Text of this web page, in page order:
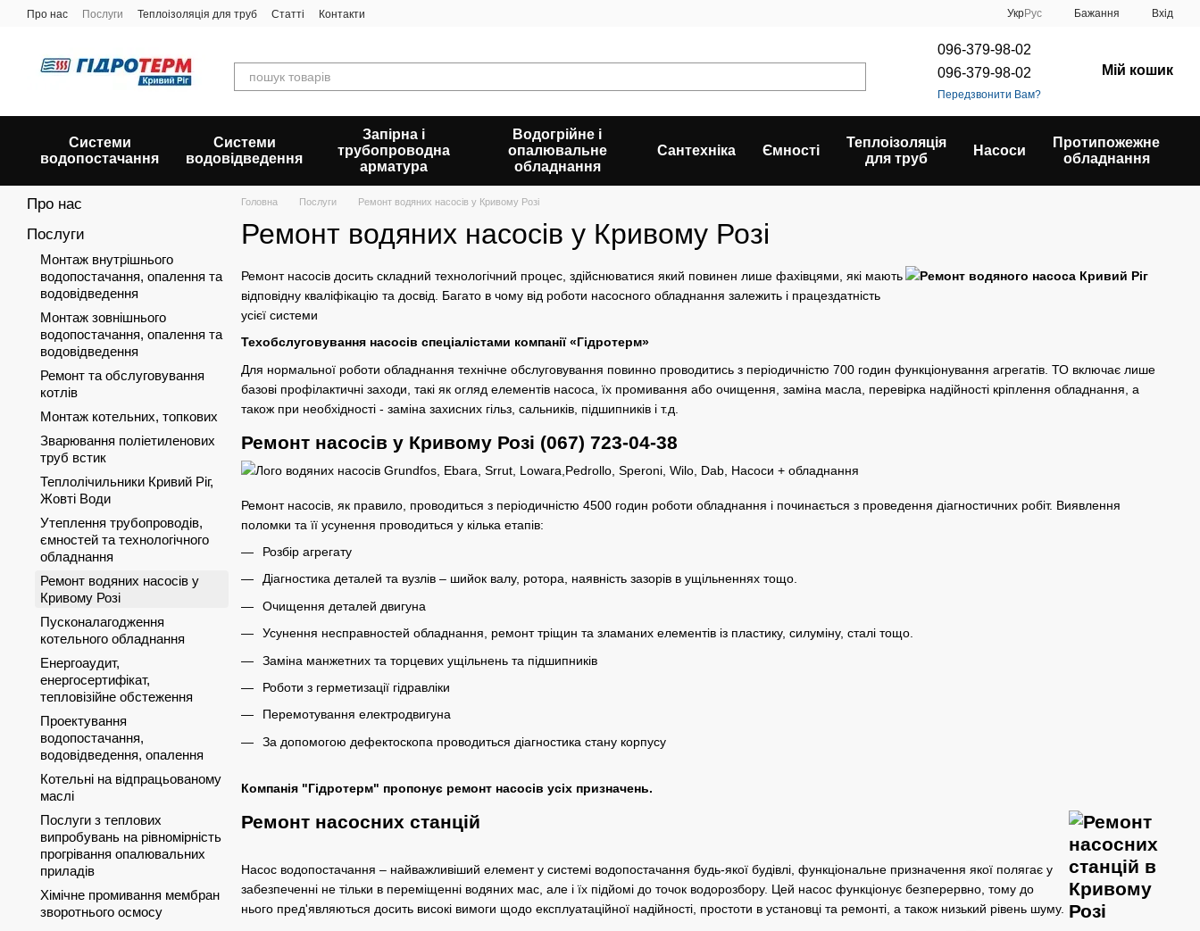
Перейти до основного контенту
Про нас Послуги Теплоізоляція для труб Статті Контакти УкрРус Бажання Вхід
096-379-98-02
096-379-98-02
Передзвонити Вам?
Мій кошик
Системи
водопостачання
Системи
водовідведення
Запірна і
трубопроводна
арматура
Водогрійне і
опалювальне
обладнання
Сантехніка Ємності
Теплоізоляція
для труб
Насоси
Протипожежне
обладнання
Головна Послуги Ремонт водяних насосів у Кривому Розі
Ремонт водяних насосів у Кривому Розі
Ремонт насосів досить складний технологічний процес, здійснюватися який повинен лише фахівцями, які мають
відповідну кваліфікацію та досвід. Багато в чому від роботи насосного обладнання залежить і працездатність
усієї системи
Техобслуговування насосів спеціалістами компанії «Гідротерм»
Для нормальної роботи обладнання технічне обслуговування повинно проводитись з періодичністю 700 годин функціонування агрегатів. ТО включає лише
базові профілактичні заходи, такі як огляд елементів насоса, їх промивання або очищення, заміна масла, перевірка надійності кріплення обладнання, а
також при необхідності - заміна захисних гільз, сальників, підшипників і т.д.
Ремонт насосів у Кривому Розі (067) 723-04-38
Ремонт насосів, як правило, проводиться з періодичністю 4500 годин роботи обладнання і починається з проведення діагностичних робіт. Виявлення
поломки та її усунення проводиться у кілька етапів:
Розбір агрегату
Діагностика деталей та вузлів – шийок валу, ротора, наявність зазорів в ущільненнях тощо.
Очищення деталей двигуна
Усунення несправностей обладнання, ремонт тріщин та зламаних елементів із пластику, силуміну, сталі тощо.
Заміна манжетних та торцевих ущільнень та підшипників
Роботи з герметизації гідравліки
Перемотування електродвигуна
За допомогою дефектоскопа проводиться діагностика стану корпусу
Компанія "Гідротерм" пропонує ремонт насосів усіх призначень.
Ремонт насосних станцій
Насос водопостачання – найважливіший елемент у системі водопостачання будь-якої будівлі, функціональне призначення якої полягає у
забезпеченні не тільки в переміщенні водяних мас, але і їх підйомі до точок водорозбору. Цей насос функціонує безперервно, тому до
нього пред'являються досить високі вимоги щодо експлуатаційної надійності, простоти в установці та ремонті, а також низький рівень шуму.
Про нас
Послуги
Монтаж внутрішнього
водопостачання, опалення та
водовідведення
Монтаж зовнішнього
водопостачання, опалення та
водовідведення
Ремонт та обслуговування
котлів
Монтаж котельних, топкових
Зварювання поліетиленових
труб встик
Теплолічильники Кривий Ріг,
Жовті Води
Утеплення трубопроводів,
ємностей та технологічного
обладнання
Ремонт водяних насосів у
Кривому Розі
Пусконалагодження
котельного обладнання
Енергоаудит,
енергосертифікат,
тепловізійне обстеження
Проектування
водопостачання,
водовідведення, опалення
Котельні на відпрацьованому
маслі
Послуги з теплових
випробувань на рівномірність
прогрівання опалювальних
приладів
Хімічне промивання мембран
зворотнього осмосу